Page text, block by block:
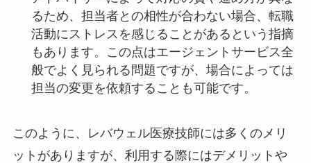
るため、担当者との相性が合わない場合、転職
活動にストレスを感じることがあるという指摘
もあります。この点はエージェントサービス全
般でよく見られる問題ですが、場合によっては
担当の変更を依頼することも可能です。
このように、レバウェル医療技師には多くのメリ
ットがありますが、利用する際にはデメリットや